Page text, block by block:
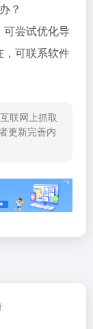
？​
尝试优化导
，可联系软件
联网上抓取
更新完善内